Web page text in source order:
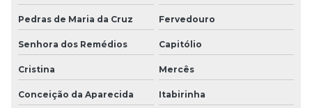
Pedras de Maria da Cruz Fervedouro
Senhora dos Remédios Capitólio
Cristina Mercês
Conceição da Aparecida Itabirinha